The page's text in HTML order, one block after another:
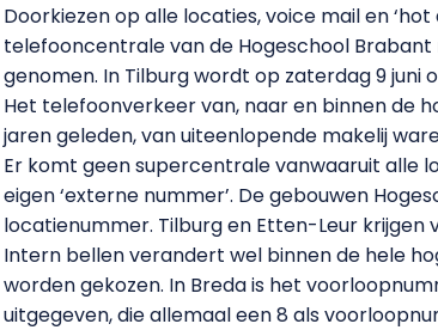
Doorkiezen op alle locaties, voice mail en
telefooncentrale van de Hogeschool
genomen. In Tilburg wordt op zaterdag 9 juni
Het telefoonverkeer van, naar en binnen de
jaren geleden, van uiteenlopende makelij
Er komt geen supercentrale vanwaaruit alle
eigen ‘externe nummer’. De gebouwen
locatienummer. Tilburg en Etten-Leur krijgen
Intern bellen verandert wel binnen de hele
worden gekozen. In Breda is het
uitgegeven, die allemaal een 8 als